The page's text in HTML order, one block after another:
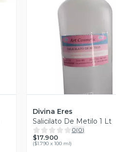
Vista Previa
Divina Eres
Salicilato De Metilo 1 Lt
0(0)
$17.900
($1.790 x 100 ml)